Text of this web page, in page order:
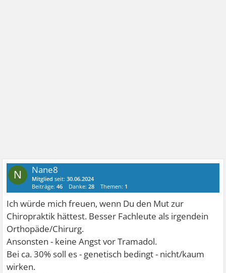
N Nane8
Mitglied seit:30.06.2024
Beiträge:46 Danke:28 Themen: 1
Ich würde mich freuen, wenn Du den Mut zur
Chiropraktik hättest. Besser Fachleute als irgendein
Orthopäde/Chirurg.
Ansonsten - keine Angst vor Tramadol.
Bei ca. 30% soll es - genetisch bedingt - nicht/kaum
wirken.